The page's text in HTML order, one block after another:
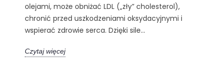
olejami, może obniżać LDL („zły” cholesterol),
chronić przed uszkodzeniami oksydacyjnymi i
wspierać zdrowie serca. Dzięki sile...
Czytaj więcej